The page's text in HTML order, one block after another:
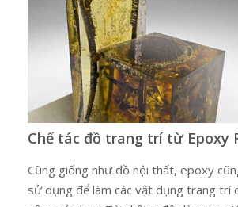
Chế tác đồ trang trí từ Epoxy
Cũng giống như đồ nội thất, epoxy
sử dụng để làm các vật dụng trang trí